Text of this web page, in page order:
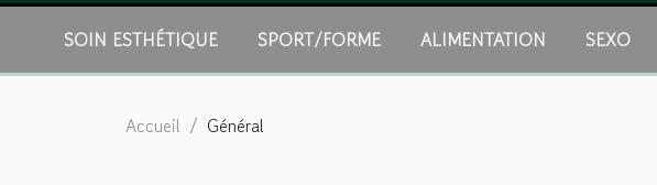
SOIN ESTHÉTIQUE SPORT/FORME ALIMENTATION SEXO
Accueil Général